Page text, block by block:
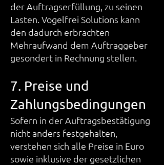
der Auftragserfüllung, zu seinen
Lasten. Vogelfrei Solutions kann
den dadurch erbrachten
Mehraufwand dem Auftraggeber
gesondert in Rechnung stellen.
7. Preise und
Zahlungsbedingungen
Sofern in der Auftragsbestätigung
nicht anders festgehalten,
verstehen sich alle Preise in Euro
sowie inklusive der gesetzlichen